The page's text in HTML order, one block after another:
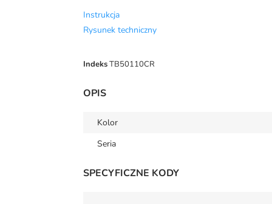
Instrukcja
Rysunek techniczny
IndeksTB50110CR
OPIS
Kolor
Seria
SPECYFICZNE KODY